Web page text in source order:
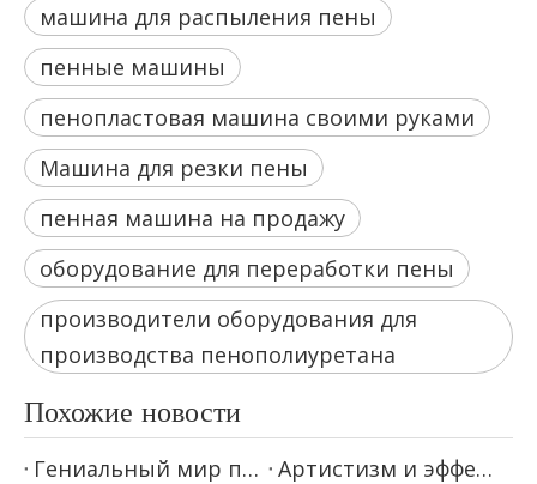
машина для распыления пены
пенные машины
пенопластовая машина своими руками
Машина для резки пены
пенная машина на продажу
оборудование для переработки пены
производители оборудования для
производства пенополиуретана
Похожие новости
Гениальный мир пеногенераторов и машин непрерывного производства пены
Артистизм и эффективность матрасных машин и оборудования